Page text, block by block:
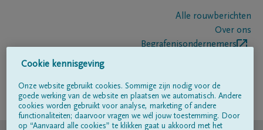
Alle rouwberichten
Over ons
Begrafenisondernemers
Volg ons op
Cookie kennisgeving
Onze website gebruikt cookies. Sommige zijn nodig voor de
goede werking van de website en plaatsen we automatisch. Andere
cookies worden gebruikt voor analyse, marketing of andere
functionaliteiten; daarvoor vragen we wél jouw toestemming. Door
op “Aanvaard alle cookies” te klikken gaat u akkoord met het